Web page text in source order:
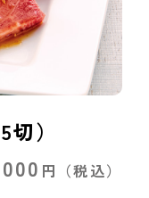
）
円 （税込）